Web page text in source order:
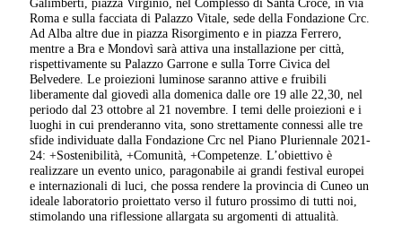
Galimberti, piazza Virginio, nel Complesso di Santa Croce, in via
Roma e sulla facciata di Palazzo Vitale, sede della Fondazione Crc.
Ad Alba altre due in piazza Risorgimento e in piazza Ferrero,
mentre a Bra e Mondovì sarà attiva una installazione per città,
rispettivamente su Palazzo Garrone e sulla Torre Civica del
Belvedere. Le proiezioni luminose saranno attive e fruibili
liberamente dal giovedì alla domenica dalle ore 19 alle 22,30, nel
periodo dal 23 ottobre al 21 novembre. I temi delle proiezioni e i
luoghi in cui prenderanno vita, sono strettamente connessi alle tre
sfide individuate dalla Fondazione Crc nel Piano Pluriennale 2021-
24: +Sostenibilità, +Comunità, +Competenze. L’obiettivo è
realizzare un evento unico, paragonabile ai grandi festival europei
e internazionali di luci, che possa rendere la provincia di Cuneo un
ideale laboratorio proiettato verso il futuro prossimo di tutti noi,
stimolando una riflessione allargata su argomenti di attualità.